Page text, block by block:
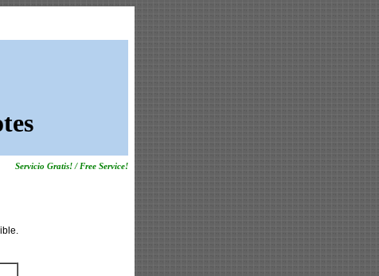
Servicio Gratis! / Free Service!